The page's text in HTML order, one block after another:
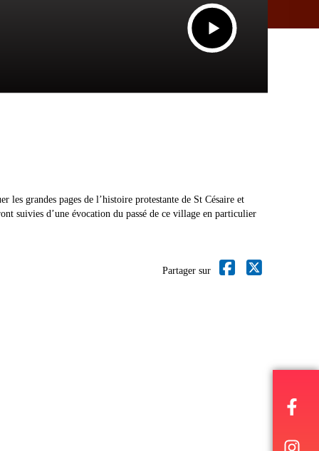
les grandes pages de l’histoire protestante de St Césaire et
suivies d’une évocation du passé de ce village en particulier
Partager sur